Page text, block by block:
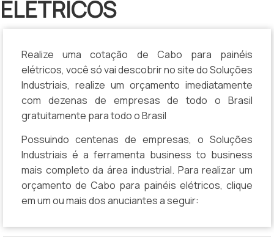
ELÉTRICOS
Realize uma cotação de Cabo para painéis
elétricos, você só vai descobrir no site do Soluções
Industriais, realize um orçamento imediatamente
com dezenas de empresas de todo o Brasil
gratuitamente para todo o Brasil
Possuindo centenas de empresas, o Soluções
Industriais é a ferramenta business to business
mais completo da área industrial. Para realizar um
orçamento de Cabo para painéis elétricos, clique
em um ou mais dos anuciantes a seguir: